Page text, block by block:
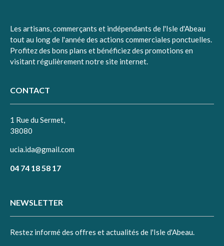
Les artisans, commerçants et indépendants de l'Isle d'Abeau
tout au long de l'année des actions commerciales ponctuelles.
Profitez des bons plans et bénéficiez des promotions en
visitant régulièrement notre site internet.
CONTACT
1 Rue du Sermet,
38080
ucia.ida@gmail.com
04 74 18 58 17
NEWSLETTER
Restez informé des offres et actualités de l'Isle d'Abeau.